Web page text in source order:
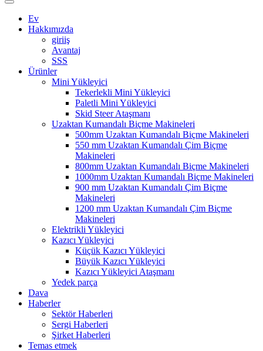
Ev
Hakkımızda
giriiş
Avantaj
SSS
Ürünler
Mini Yükleyici
Tekerlekli Mini Yükleyici
Paletli Mini Yükleyici
Skid Steer Ataşmanı
Uzaktan Kumandalı Biçme Makineleri
500mm Uzaktan Kumandalı Biçme Makineleri
550 mm Uzaktan Kumandalı Çim Biçme
Makineleri
800mm Uzaktan Kumandalı Biçme Makineleri
1000mm Uzaktan Kumandalı Biçme Makineleri
900 mm Uzaktan Kumandalı Çim Biçme
Makineleri
1200 mm Uzaktan Kumandalı Çim Biçme
Makineleri
Elektrikli Yükleyici
Kazıcı Yükleyici
Küçük Kazıcı Yükleyici
Büyük Kazıcı Yükleyici
Kazıcı Yükleyici Ataşmanı
Yedek parça
Dava
Haberler
Sektör Haberleri
Sergi Haberleri
Şirket Haberleri
Temas etmek